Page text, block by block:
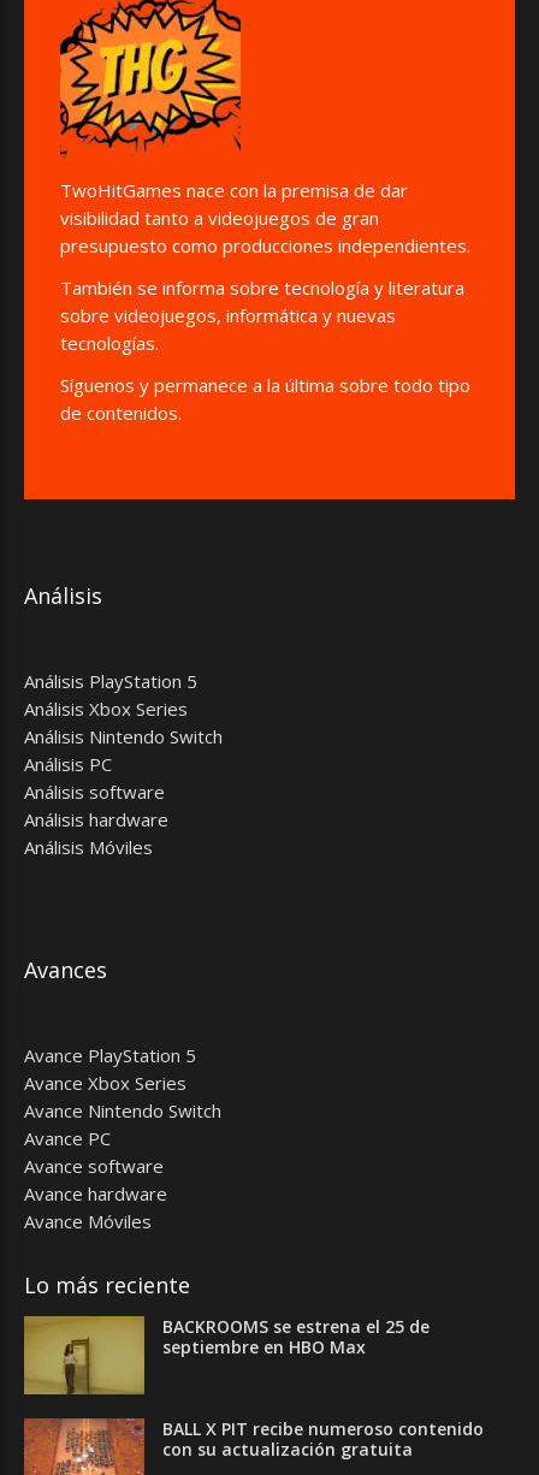
TwoHitGames nace con la premisa de dar
visibilidad tanto a videojuegos de gran
presupuesto como producciones independientes.
También se informa sobre tecnología y literatura
sobre videojuegos, informática y nuevas
tecnologías.
Síguenos y permanece a la última sobre todo tipo
de contenidos.
Análisis
Análisis PlayStation 5
Análisis Xbox Series
Análisis Nintendo Switch
Análisis PC
Análisis software
Análisis hardware
Análisis Móviles
Avances
Avance PlayStation 5
Avance Xbox Series
Avance Nintendo Switch
Avance PC
Avance software
Avance hardware
Avance Móviles
Lo más reciente
BACKROOMS se estrena el 25 de
septiembre en HBO Max
BALL X PIT recibe numeroso contenido
con su actualización gratuita